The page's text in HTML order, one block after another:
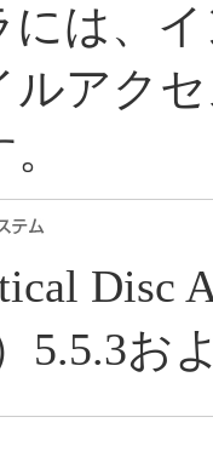
には、
ルアク
Disc
5.5.3お